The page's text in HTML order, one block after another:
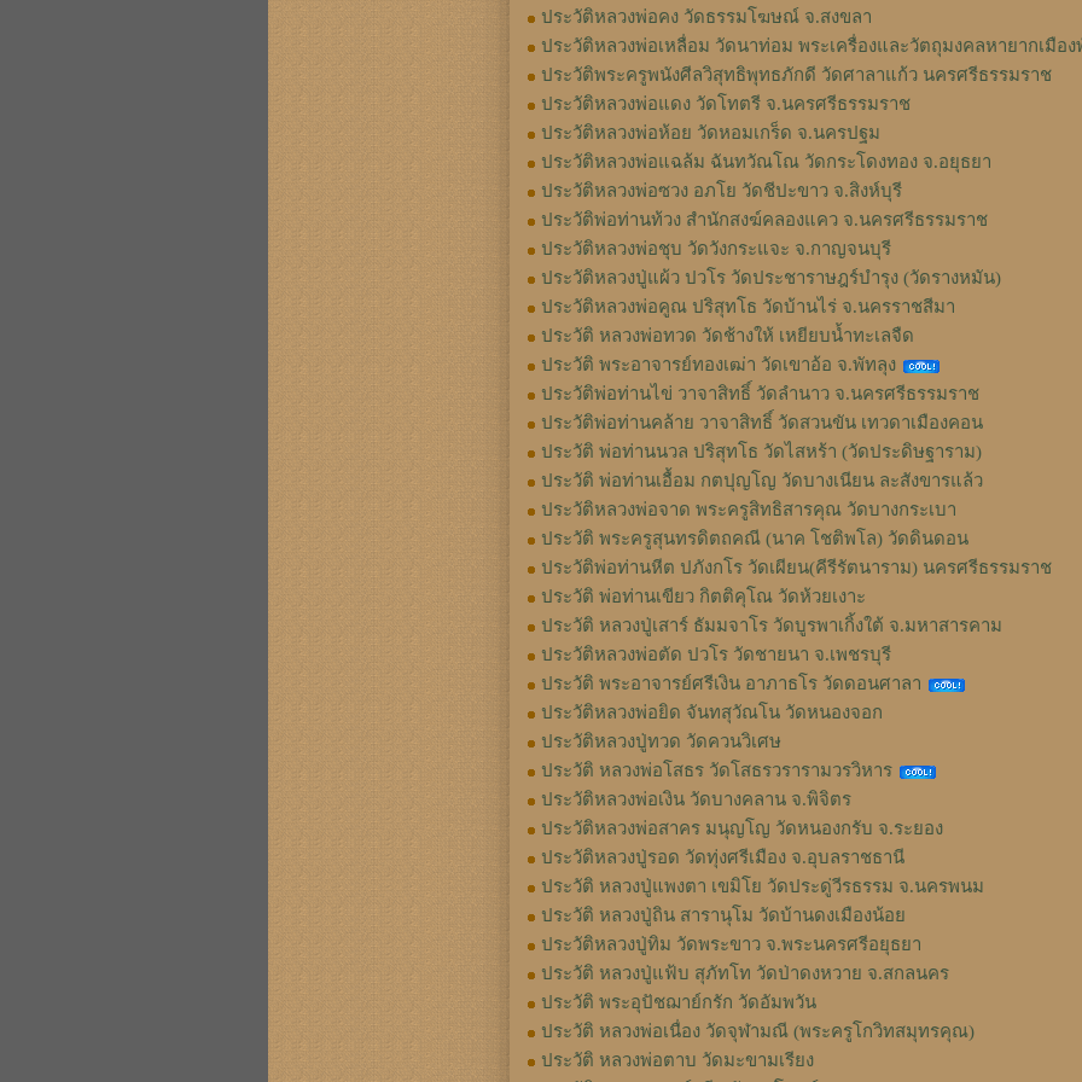
ประวัติหลวงพ่อคง วัดธรรมโฆษณ์ จ.สงขลา
ประวัติหลวงพ่อเหลื่อม วัดนาท่อม พระเครื่องและวัตถุมงคลหายากเมือง
ประวัติพระครูพนังศีลวิสุทธิพุทธภักดี วัดศาลาแก้ว นครศรีธรรมราช
ประวัติหลวงพ่อแดง วัดโทตรี จ.นครศรีธรรมราช
ประวัติหลวงพ่อห้อย วัดหอมเกร็ด จ.นครปฐม
ประวัติหลวงพ่อแฉล้ม ฉันทวัณโณ วัดกระโดงทอง จ.อยุธยา
ประวัติหลวงพ่อซวง อภโย วัดชีปะขาว จ.สิงห์บุรี
ประวัติพ่อท่านท้วง สำนักสงฆ์คลองแคว จ.นครศรีธรรมราช
ประวัติหลวงพ่อชุบ วัดวังกระแจะ จ.กาญจนบุรี
ประวัติหลวงปู่แผ้ว ปวโร วัดประชาราษฎร์บำรุง (วัดรางหมัน)
ประวัติหลวงพ่อคูณ ปริสุทโธ วัดบ้านไร่ จ.นครราชสีมา
ประวัติ หลวงพ่อทวด วัดช้างให้ เหยียบน้ำทะเลจืด
ประวัติ พระอาจารย์ทองเฒ่า วัดเขาอ้อ จ.พัทลุง
ประวัติพ่อท่านไข่ วาจาสิทธิ์ วัดลำนาว จ.นครศรีธรรมราช
ประวัติพ่อท่านคล้าย วาจาสิทธิ์ วัดสวนขัน เทวดาเมืองคอน
ประวัติ พ่อท่านนวล ปริสุทโธ วัดไสหร้า (วัดประดิษฐาราม)
ประวัติ พ่อท่านเอื้อม กตปุญโญ วัดบางเนียน ละสังขารแล้ว
ประวัติหลวงพ่อจาด พระครูสิทธิสารคุณ วัดบางกระเบา
ประวัติ พระครูสุนทรดิตถคณี (นาค โชติพโล) วัดดินดอน
ประวัติพ่อท่านหีต ปภังกโร วัดเผียน(คีรีรัตนาราม) นครศรีธรรมราช
ประวัติ พ่อท่านเขียว กิตติคุโณ วัดห้วยเงาะ
ประวัติ หลวงปู่เสาร์ ธัมมจาโร วัดบูรพาเกิ้งใต้ จ.มหาสารคาม
ประวัติหลวงพ่อตัด ปวโร วัดชายนา จ.เพชรบุรี
ประวัติ พระอาจารย์ศรีเงิน อาภาธโร วัดดอนศาลา
ประวัติหลวงพ่อยิด จันทสุวัณโน วัดหนองจอก
ประวัติหลวงปู่ทวด วัดควนวิเศษ
ประวัติ หลวงพ่อโสธร วัดโสธรวรารามวรวิหาร
ประวัติหลวงพ่อเงิน วัดบางคลาน จ.พิจิตร
ประวัติหลวงพ่อสาคร มนุญโญ วัดหนองกรับ จ.ระยอง
ประวัติหลวงปู่รอด วัดทุ่งศรีเมือง จ.อุบลราชธานี
ประวัติ หลวงปู่แพงตา เขมิโย วัดประดู่วีรธรรม จ.นครพนม
ประวัติ หลวงปู่ถิน สารานุโม วัดบ้านดงเมืองน้อย
ประวัติหลวงปู่ทิม วัดพระขาว จ.พระนครศรีอยุธยา
ประวัติ หลวงปู่แฟ้บ สุภัทโท วัดป่าดงหวาย จ.สกลนคร
ประวัติ พระอุปัชฌาย์กรัก วัดอัมพวัน
ประวัติ หลวงพ่อเนื่อง วัดจุฬามณี (พระครูโกวิทสมุทรคุณ)
ประวัติ หลวงพ่อตาบ วัดมะขามเรียง